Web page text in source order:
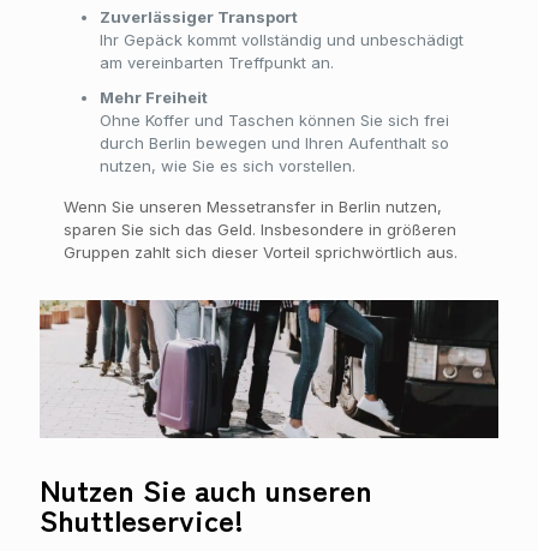
Zuverlässiger Transport
Ihr Gepäck kommt vollständig und unbeschädigt
am vereinbarten Treffpunkt an.
Mehr Freiheit
Ohne Koffer und Taschen können Sie sich frei
durch Berlin bewegen und Ihren Aufenthalt so
nutzen, wie Sie es sich vorstellen.
Wenn Sie unseren Messetransfer in Berlin nutzen,
sparen Sie sich das Geld. Insbesondere in größeren
Gruppen zahlt sich dieser Vorteil sprichwörtlich aus.
Nutzen Sie auch unseren
Shuttleservice!